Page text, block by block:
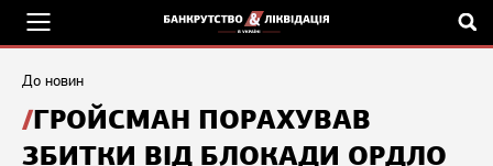
До новин
ГРОЙСМАН ПОРАХУВАВ
ЗБИТКИ ВІД БЛОКАДИ ОРДЛО